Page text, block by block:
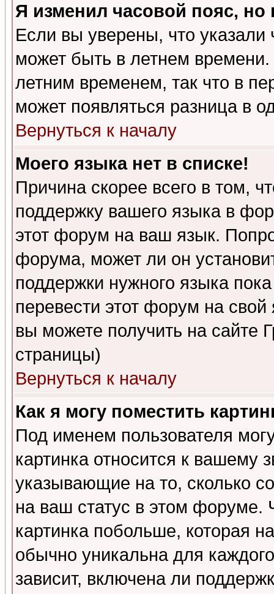
Я изменил часовой пояс,
Если вы уверены, что указали
может быть в летнем
летним временем, так что в
может появляться разница в
Вернуться к началу
Моего языка нет в списке!
Причина скорее всего в том,
поддержку вашего языка в
этот форум на ваш язык.
форума, может ли он
поддержки нужного языка
перевести этот форум на
вы можете получить на сайте
страницы)
Вернуться к началу
Как я могу поместить
Под именем пользователя
картинка относится к вашему
указывающие на то, сколько
на ваш статус в этом форуме.
картинка побольше, которая
обычно уникальна для
зависит, включена ли